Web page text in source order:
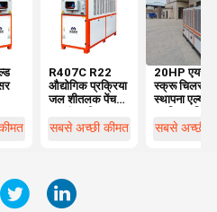
R407C R22
औद्योगिक प्रक्रिया
जल शीतलक पेंच
सबसे अच्छी कीमत
20HP एयर
स्क्रू चिलर
स्थापना
पैकेजिंग के
सबसे अच्छी